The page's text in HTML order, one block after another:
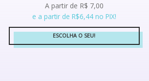
A partir de R$ 7,00
e a partir de R$6,44 no PIX!
ESCOLHA O SEU!
Este